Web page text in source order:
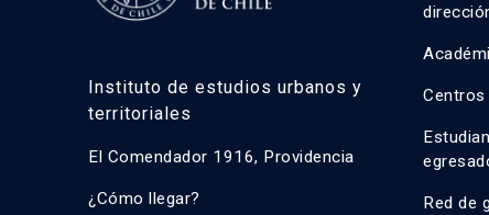
Instituto de estudios urbanos y
territoriales
El Comendador 1916, Providencia
¿Cómo llegar?
Centros
Red de